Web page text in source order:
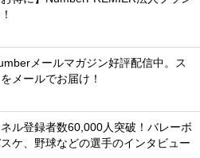
メールマガジン好評配信中。ス
メールでお届け！
ル登録者数60,000人突破！バレーボ
ケ、野球などの選手のインタビュー